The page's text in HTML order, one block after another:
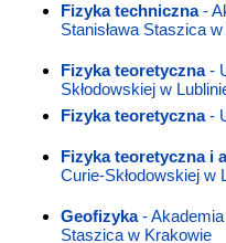
Fizyka techniczna-
Stanisława Staszica
Fizyka teoretyczna-
Skłodowskiej w
Fizyka teoretyczna-
Fizyka teoretyczna i
Curie-Skłodowskiej w
Geofizyka- Akademia
Staszica w Krakowie